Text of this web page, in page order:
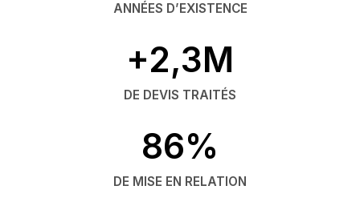
ANNÉES D’EXISTENCE
+2,3M
DE DEVIS TRAITÉS
86%
DE MISE EN RELATION